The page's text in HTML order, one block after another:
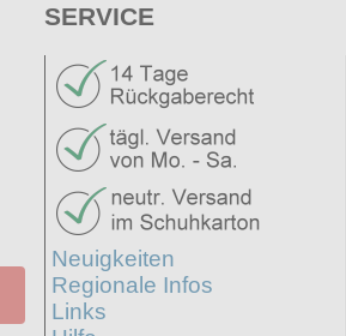
SERVICE
Neuigkeiten
Regionale Infos
Links